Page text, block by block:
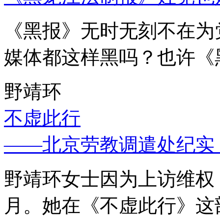
《黑报》无时无刻不在
媒体都这样黑吗？也许
野靖环
不虚此行
——北京劳教调遣处纪实
野靖环女士因为上访维
月。她在《不虚此行》